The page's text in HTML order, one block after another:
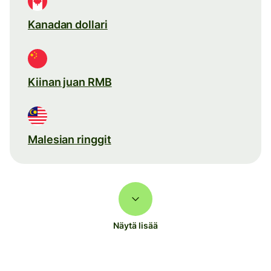
Kanadan dollari
Kiinan juan RMB
Malesian ringgit
Näytä lisää